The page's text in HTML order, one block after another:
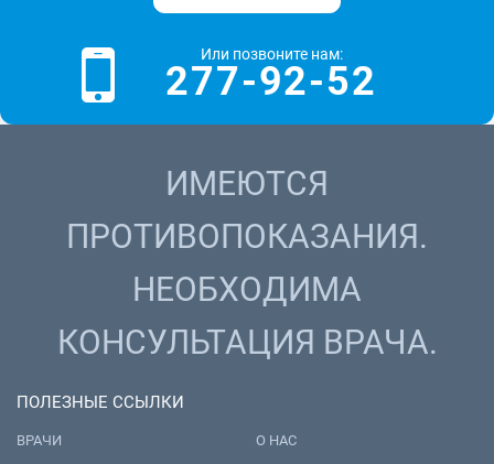
Или позвоните нам:
277-92-52
ИМЕЮТСЯ
ПРОТИВОПОКАЗАНИЯ.
НЕОБХОДИМА
КОНСУЛЬТАЦИЯ ВРАЧА.
ПОЛЕЗНЫЕ ССЫЛКИ
ВРАЧИ О НАС